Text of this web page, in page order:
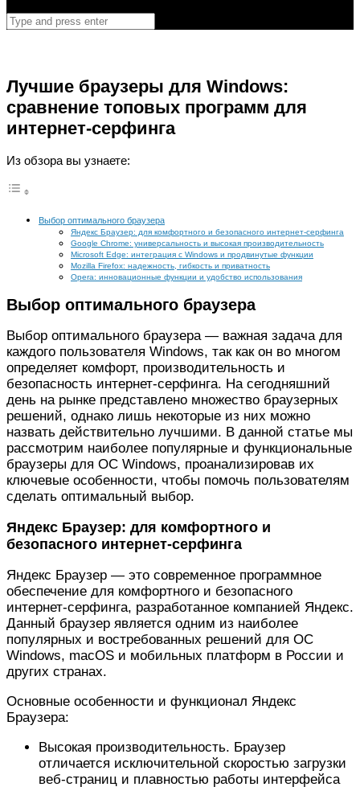
Поиск
Лучшие браузеры для Windows:
сравнение топовых программ для
интернет-серфинга
Из обзора вы узнаете:
Выбор оптимального браузера
Яндекс Браузер: для комфортного и безопасного интернет-серфинга
Google Chrome: универсальность и высокая производительность
Microsoft Edge: интеграция с Windows и продвинутые функции
Mozilla Firefox: надежность, гибкость и приватность
Opera: инновационные функции и удобство использования
Выбор оптимального браузера
Выбор оптимального браузера — важная задача для
каждого пользователя Windows, так как он во многом
определяет комфорт, производительность и
безопасность интернет-серфинга. На сегодняшний
день на рынке представлено множество браузерных
решений, однако лишь некоторые из них можно
назвать действительно лучшими. В данной статье мы
рассмотрим наиболее популярные и функциональные
браузеры для ОС Windows, проанализировав их
ключевые особенности, чтобы помочь пользователям
сделать оптимальный выбор.
Яндекс Браузер: для комфортного и
безопасного интернет-серфинга
Яндекс Браузер — это современное программное
обеспечение для комфортного и безопасного
интернет-серфинга, разработанное компанией Яндекс.
Данный браузер является одним из наиболее
популярных и востребованных решений для ОС
Windows, macOS и мобильных платформ в России и
других странах.
Основные особенности и функционал Яндекс
Браузера:
Высокая производительность. Браузер
отличается исключительной скоростью загрузки
веб-страниц и плавностью работы интерфейса